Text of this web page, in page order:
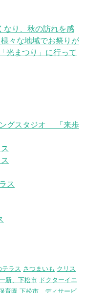
なり、秋の訪れを感
々な地域でお祭りが
光まつり」に行って
ングスタジオ 「来歩
ス
テラス さつまいも クリス
新、下松市 ドクターイエ
育園 下松市、ディサービ